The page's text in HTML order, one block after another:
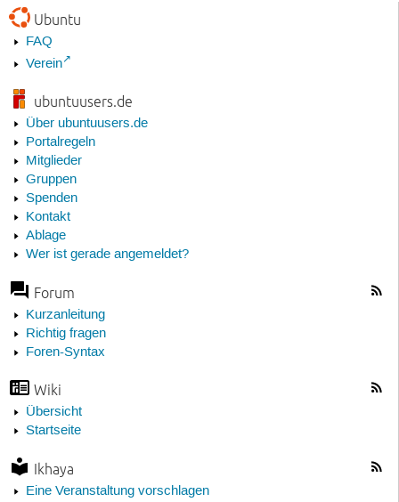
Ubuntu
FAQ
Verein
ubuntuusers.de
Über ubuntuusers.de
Portalregeln
Mitglieder
Gruppen
Spenden
Kontakt
Ablage
Wer ist gerade angemeldet?
Forum
Kurzanleitung
Richtig fragen
Foren-Syntax
Wiki
Übersicht
Startseite
Ikhaya
Eine Veranstaltung vorschlagen